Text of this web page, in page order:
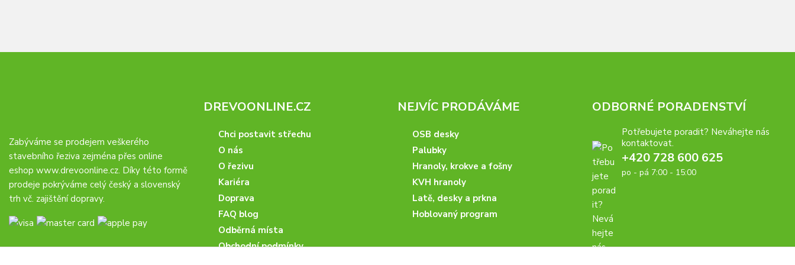
Zabýváme se prodejem veškerého
stavebního řeziva zejména přes online
eshop www.drevoonline.cz. Díky této formě
prodeje pokrýváme celý český a slovenský
trh vč. zajištění dopravy.
DREVOONLINE.CZ
Chci postavit střechu
O nás
O řezivu
Kariéra
Doprava
FAQ blog
Odběrná místa
Obchodní podmínky
NEJVÍC PRODÁVÁME
OSB desky
Palubky
Hranoly, krokve a fošny
KVH hranoly
Latě, desky a prkna
Hoblovaný program
ODBORNÉ PORADENSTVÍ
Potřebujete poradit? Neváhejte nás
kontaktovat.
+420 728 600 625
po - pá 7:00 - 15:00